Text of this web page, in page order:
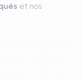
et nos